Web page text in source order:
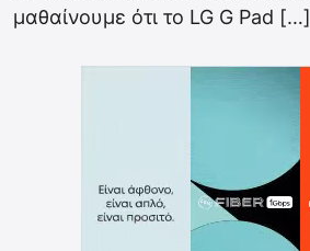
μαθαίνουμε ότι το LG G Pad […]